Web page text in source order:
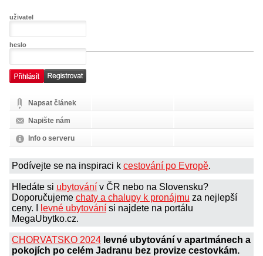
uživatel
heslo
Napsat článek
Napište nám
Info o serveru
Podívejte se na inspiraci k cestování po Evropě.
Hledáte si ubytování v ČR nebo na Slovensku?
Doporučujeme chaty a chalupy k pronájmu za nejlepší
ceny. I
levné ubytování si najdete na portálu
MegaUbytko.cz.
CHORVATSKO 2024 levné ubytování v apartmánech a
pokojích po celém Jadranu bez provize cestovkám.